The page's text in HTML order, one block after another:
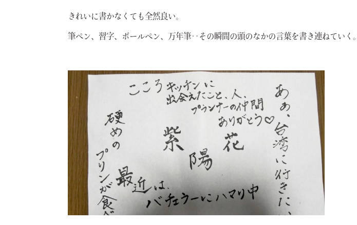
きれいに書かなくても全然良い。
筆ペン、習字、ボールペン、万年筆‥その瞬間の頭のなかの言葉を書き連ねていく。